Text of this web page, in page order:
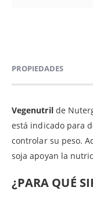
PROPIEDADES
Vegenutrilde
está indicado para
controlar su peso.
soja apoyan la
¿PARA QUÉ